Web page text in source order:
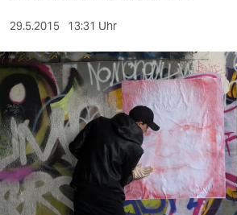
sport
berlin
nord
wahrheit
29.5.2015 13:31 Uhr